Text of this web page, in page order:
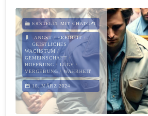
auf
Donald
Trump:
Frieden,
Wahrheit
und
ERSTELLT MIT CHATGPT
ANGST /FREIHEIT /
GEISTLICHES
WACHSTUM /
GEMEINSCHAFT /
HOFFNUNG / LÜGE /
VERGEBUNG/WAHRHEIT
16. MÄRZ 2024